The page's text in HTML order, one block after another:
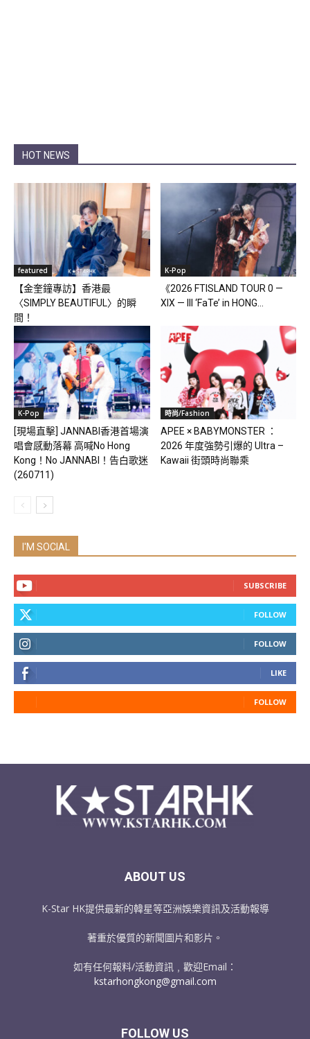
HOT NEWS
featured
【金奎鐘專訪】香港最
〈SIMPLY BEAUTIFUL〉的瞬
間！
K-Pop
《2026 FTISLAND TOUR 0 —
XIX — III ‘FaTe’ in HONG...
K-Pop
[現場直擊] JANNABI香港首場演
唱會感動落幕 高喊No Hong
Kong！No JANNABI！告白歌迷
(260711)
時尚/Fashion
APEE × BABYMONSTER ：
2026 年度強勢引爆的 Ultra –
Kawaii 街頭時尚聯乘
I'M SOCIAL
SUBSCRIBE
FOLLOW
FOLLOW
LIKE
FOLLOW
ABOUT US
K-Star HK提供最新的韓星等亞洲娛樂資訊及活動報導
著重於優質的新聞圖片和影片。
如有任何報料/活動資訊﹐歡迎Email：
kstarhongkong@gmail.com
FOLLOW US